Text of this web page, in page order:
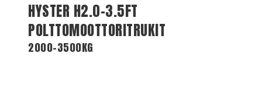
HYSTER H2.0-3.5FT
POLTTOMOOTTORITRUKIT
2000-3500KG